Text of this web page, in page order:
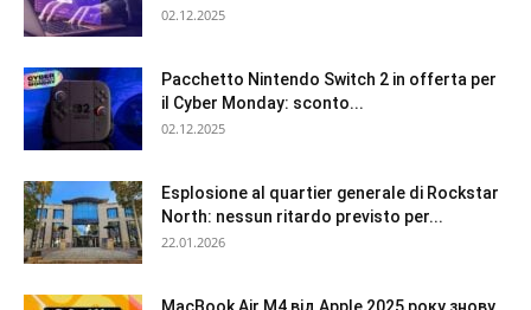
02.12.2025
Pacchetto Nintendo Switch 2 in offerta per
il Cyber Monday: sconto...
02.12.2025
Esplosione al quartier generale di Rockstar
North: nessun ritardo previsto per...
22.01.2026
MacBook Air M4 від Apple 2025 року знову